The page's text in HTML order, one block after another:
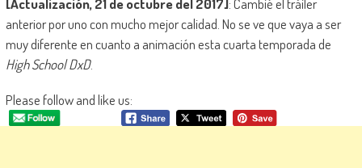
anterior por uno con mucho mejor calidad. No se ve que vaya a ser
muy diferente en cuanto a animación esta cuarta temporada de
High School DxD.
Please follow and like us: